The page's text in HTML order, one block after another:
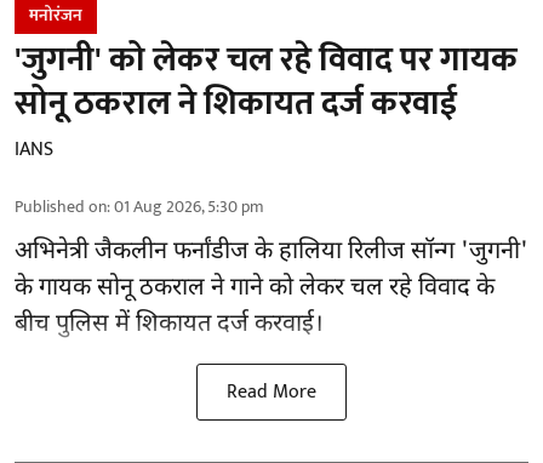
मनोरंजन
'जुगनी' को लेकर चल रहे विवाद पर गायक
सोनू ठकराल ने शिकायत दर्ज करवाई
IANS
Published on:01 Aug 2026, 5:30 pm
अभिनेत्री जैकलीन फर्नांडीज के हालिया रिलीज सॉन्ग 'जुगनी'
के गायक सोनू ठकराल ने गाने को लेकर चल रहे विवाद के
बीच पुलिस में शिकायत दर्ज करवाई।
Read More